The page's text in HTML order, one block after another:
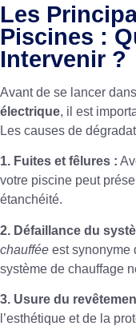
Les
Piscines :
Intervenir ?
Avant de se lancer
électrique, il est
Les causes de
1. Fuites et fêlures :
votre piscine peut
étanchéité.
2. Défaillance du
chauffée est synonyme
système de chauffage
3. Usure du
l’esthétique et de la